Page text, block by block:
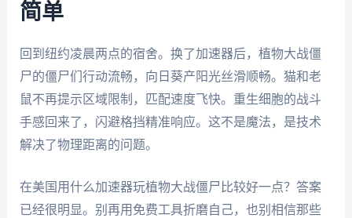
简单
回到纽约凌晨两点的宿舍。换了加速器后，植物大战僵
尸的僵尸们行动流畅，向日葵产阳光丝滑顺畅。猫和老
鼠不再提示区域限制，匹配速度飞快。重生细胞的战斗
手感回来了，闪避格挡精准响应。这不是魔法，是技术
解决了物理距离的问题。
在美国用什么加速器玩植物大战僵尸比较好一点？答案
已经很明显。别再用免费工具折磨自己，也别相信那些